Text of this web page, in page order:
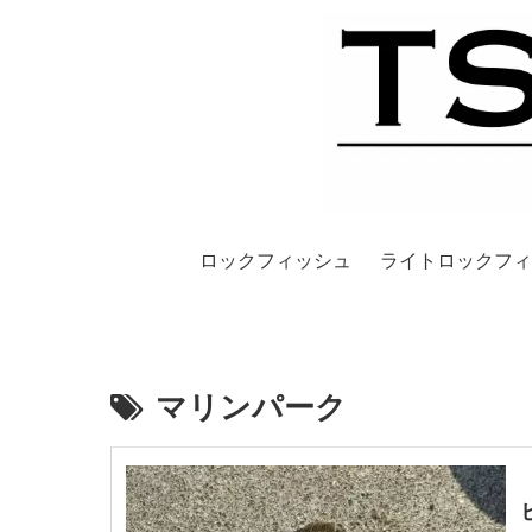
ロックフィッシュ ライトロックフ
マリンパーク